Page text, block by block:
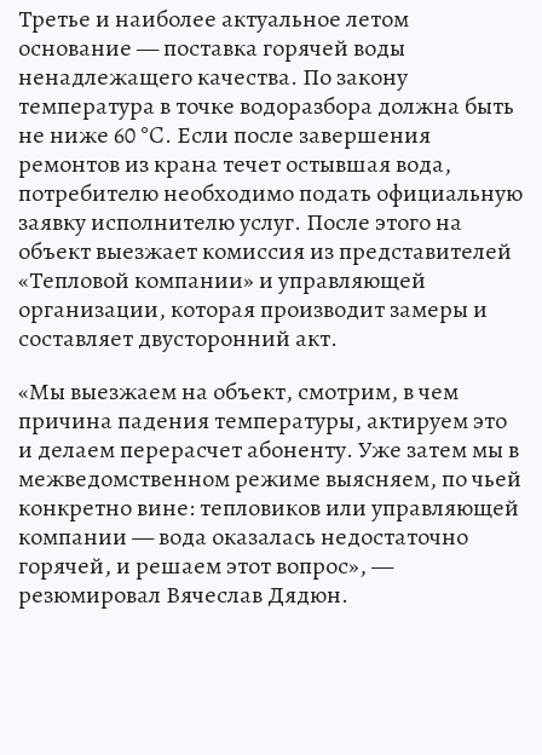
Третье и наиболее актуальное летом
основание — поставка горячей воды
ненадлежащего качества. По закону
температура в точке водоразбора должна быть
не ниже 60 °C. Если после завершения
ремонтов из крана течет остывшая вода,
потребителю необходимо подать официальную
заявку исполнителю услуг. После этого на
объект выезжает комиссия из представителей
«Тепловой компании» и управляющей
организации, которая производит замеры и
составляет двусторонний акт.
«Мы выезжаем на объект, смотрим, в чем
причина падения температуры, актируем это
и делаем перерасчет абоненту. Уже затем мы в
межведомственном режиме выясняем, по чьей
конкретно вине: тепловиков или управляющей
компании — вода оказалась недостаточно
горячей, и решаем этот вопрос», —
резюмировал Вячеслав Дядюн.